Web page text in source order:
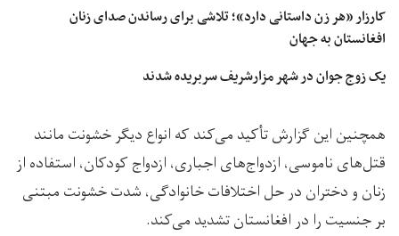
کارزار «هر زن داستانی دارد»؛ تلاشی برای رساندن صدای زنان
افغانستان به جهان
یک زوج جوان در شهر مزارشریف سربریده شدند
همچنین این گزارش تأکید می‌کند که انواع دیگر خشونت مانند
قتل‌های ناموسی، ازدواج‌های اجباری، ازدواج کودکان، استفاده از
زنان و دختران در حل اختلافات خانوادگی، شدت خشونت مبتنی
بر جنسیت را در افغانستان تشدید می‌کند.